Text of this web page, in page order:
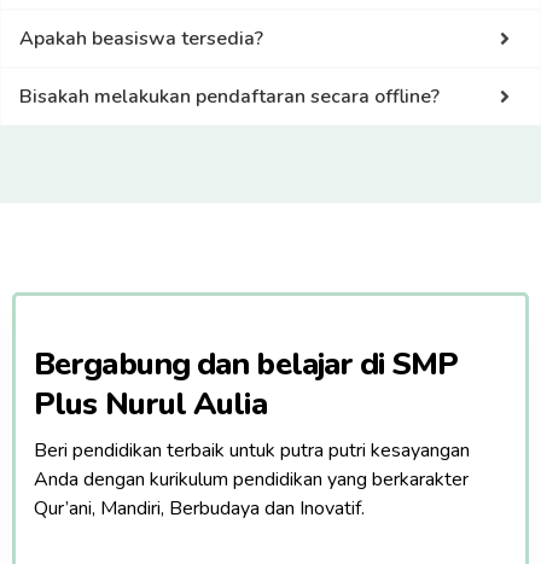
Apakah beasiswa tersedia?
Bisakah melakukan pendaftaran secara offline?
Bergabung dan belajar di SMP
Plus Nurul Aulia
Beri pendidikan terbaik untuk putra putri kesayangan
Anda dengan kurikulum pendidikan yang berkarakter
Qur’ani, Mandiri, Berbudaya dan Inovatif.